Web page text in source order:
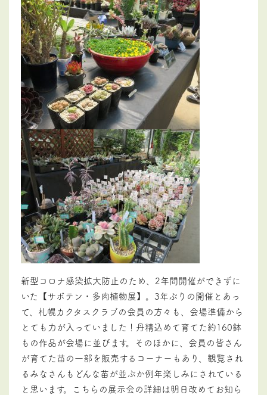
新型コロナ感染拡大防止のため、2年間開催ができずに
いた【サボテン・多肉植物展】。3年ぶりの開催とあっ
て、札幌カクタスクラブの会員の方々も、会場準備から
とても力が入っていました！丹精込めて育てた約160鉢
もの作品が会場に並びます。そのほかに、会員の皆さん
が育てた苗の一部を販売するコーナーもあり、観覧され
るみなさんもどんな苗が並ぶか例年楽しみにされている
と思います。こちらの展示会の詳細は明日改めてお知ら